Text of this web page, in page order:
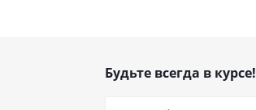
Будьте всегда в курсе!